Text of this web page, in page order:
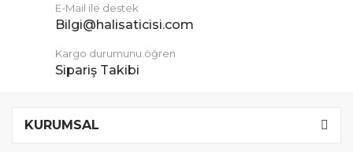
E-Mail ile destek
Bilgi@halisaticisi.com
Kargo durumunu öğren
Sipariş Takibi
KURUMSAL